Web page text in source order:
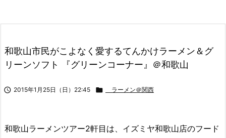
和歌山市民がこよなく愛するてんかけラーメン＆グ
リーンソフト 『グリーンコーナー』＠和歌山
 2015年1月25日（日）22:45  ラーメン＠関西
和歌山ラーメンツアー2軒目は、イズミヤ和歌山店のフード